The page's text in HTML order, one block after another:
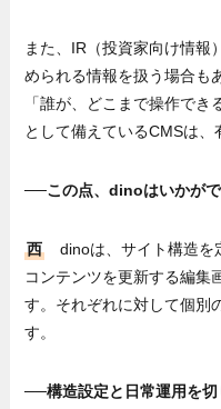
また、IR（投資家向け情報
められる情報を扱う場合も
「誰が、どこまで操作で
として備えているCMSは、
──この点、dinoはいかがで
西
dinoは、サイト構造を
コンテンツを更新する編集
す。それぞれに対して個別
す。
──構造設定と日常運用を